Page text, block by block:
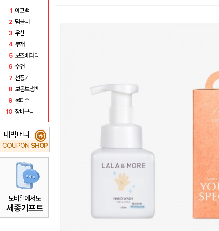
1 에코백
2 텀블러
3 우산
4 부채
5 보조배터리
6 수건
7 선풍기
8 보온보냉백
9 물티슈
10 장바구니
대박머니
COUPON SHOP
₩
모바일에서도
세종기프트